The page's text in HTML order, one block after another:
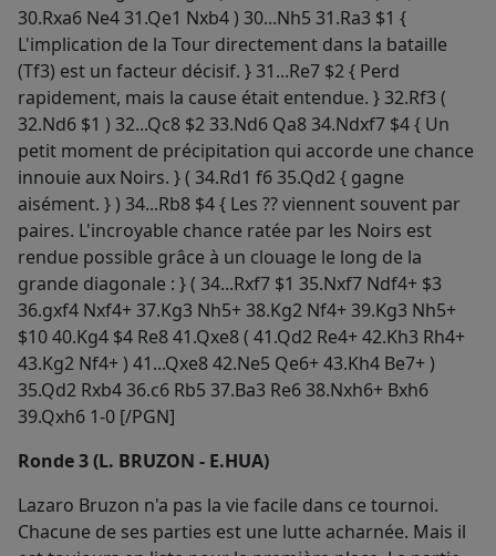
30.Rxa6 Ne4 31.Qe1 Nxb4 ) 30...Nh5 31.Ra3 $1 {
L'implication de la Tour directement dans la bataille
(Tf3) est un facteur décisif. } 31...Re7 $2 { Perd
rapidement, mais la cause était entendue. } 32.Rf3 (
32.Nd6 $1 ) 32...Qc8 $2 33.Nd6 Qa8 34.Ndxf7 $4 { Un
petit moment de précipitation qui accorde une chance
innouie aux Noirs. } ( 34.Rd1 f6 35.Qd2 { gagne
aisément. } ) 34...Rb8 $4 { Les ?? viennent souvent par
paires. L'incroyable chance ratée par les Noirs est
rendue possible grâce à un clouage le long de la
grande diagonale : } ( 34...Rxf7 $1 35.Nxf7 Ndf4+ $3
36.gxf4 Nxf4+ 37.Kg3 Nh5+ 38.Kg2 Nf4+ 39.Kg3 Nh5+
$10 40.Kg4 $4 Re8 41.Qxe8 ( 41.Qd2 Re4+ 42.Kh3 Rh4+
43.Kg2 Nf4+ ) 41...Qxe8 42.Ne5 Qe6+ 43.Kh4 Be7+ )
35.Qd2 Rxb4 36.c6 Rb5 37.Ba3 Re6 38.Nxh6+ Bxh6
39.Qxh6 1-0 [/PGN]
Ronde 3 (L. BRUZON - E.HUA)
Lazaro Bruzon n'a pas la vie facile dans ce tournoi.
Chacune de ses parties est une lutte acharnée. Mais il